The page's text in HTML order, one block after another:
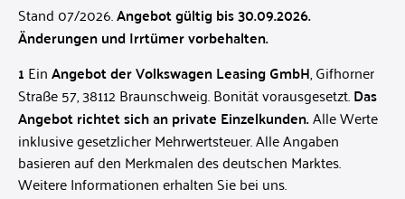
Stand 07/2026.Angebot gültig bis 30.09.2026.
Änderungen und Irrtümer vorbehalten.
1 EinAngebot der Volkswagen Leasing GmbH, Gifhorner
Straße 57, 38112 Braunschweig. Bonität vorausgesetzt.Das
Angebot richtet sich an private Einzelkunden.Alle Werte
inklusive gesetzlicher Mehrwertsteuer. Alle Angaben
basieren auf den Merkmalen des deutschen Marktes.
Weitere Informationen erhalten Sie bei uns.